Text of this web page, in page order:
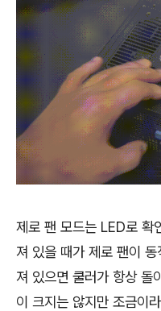
제로 팬 모드는 LED로 확
져 있을 때가 제로 팬이
져 있으면 쿨러가 항상 돌
이 크지는 않지만 조금이